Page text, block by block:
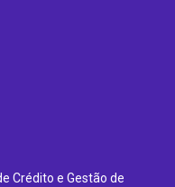
Crédito e Gestão de